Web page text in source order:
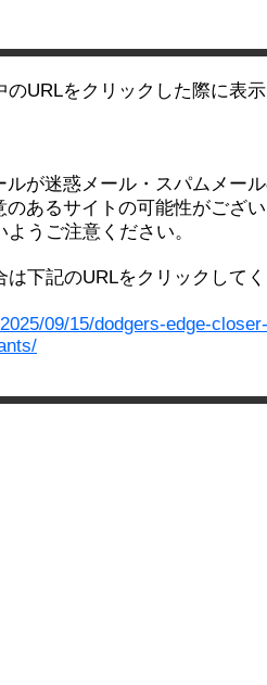
のURLをクリックした際に表
ルが迷惑メール・スパムメー
あるサイトの可能性がござ
うご注意ください。
は下記のURLをクリックして
09/15/dodgers-edge-